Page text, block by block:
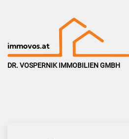
immovos.at
DR. VOSPERNIK IMMOBILIEN GMBH